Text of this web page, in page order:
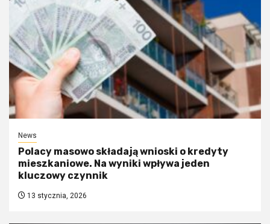
News
Polacy masowo składają wnioski o kredyty
mieszkaniowe. Na wyniki wpływa jeden
kluczowy czynnik
13 stycznia, 2026